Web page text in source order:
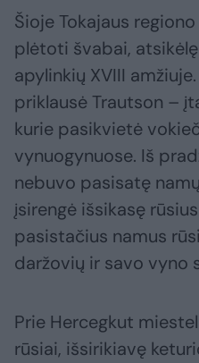
Šioje Tokajaus
plėtoti švabai,
apylinkių XVIII
priklausė Trautson –
kurie pasikvietė
vynuogynuose. Iš
nebuvo pasisatę
įsirengė išsikasę
pasistačius namus
daržovių ir savo vyno
Prie Hercegkut
rūsiai, išsirikiavę